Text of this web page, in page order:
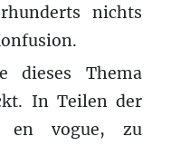
nichts
dieses Thema
In Teilen der
en vogue, zu